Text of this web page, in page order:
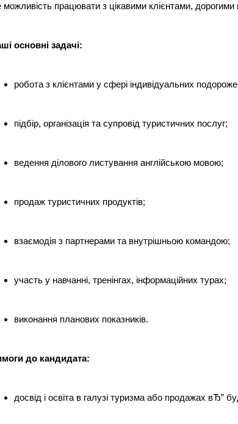
можливість працювати з цікавими клієнтами,
основні задачі:
робота з клієнтами у сфері індивідуальних
підбір, організація та супровід туристичних послуг;
ведення ділового листування англійською мовою;
продаж туристичних продуктів;
взаємодія з партнерами та внутрішньою командою;
участь у навчанні, тренінгах, інформаційних турах;
виконання планових показників.
до кандидата:
досвід і освіта в галузі туризма або продажах вЂ”